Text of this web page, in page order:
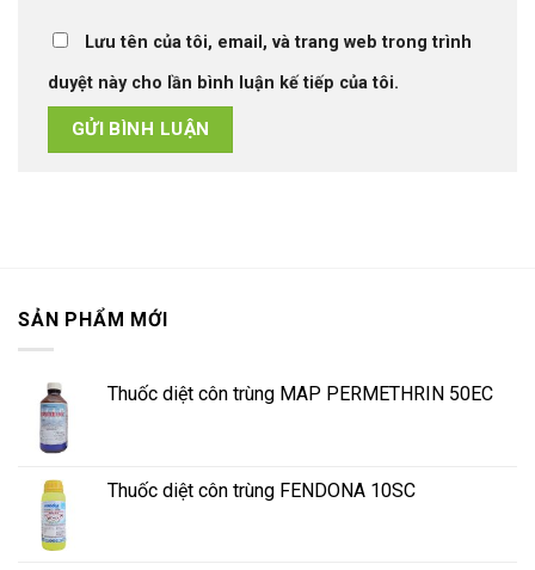
Lưu tên của tôi, email, và trang web trong trình
duyệt này cho lần bình luận kế tiếp của tôi.
SẢN PHẨM MỚI
Thuốc diệt côn trùng MAP PERMETHRIN 50EC
Thuốc diệt côn trùng FENDONA 10SC